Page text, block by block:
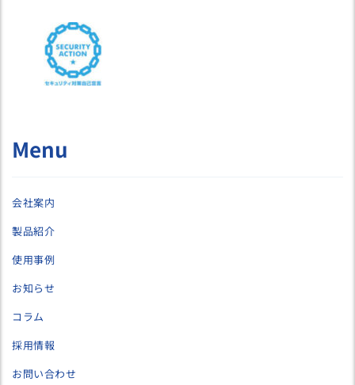
Menu
会社案内
製品紹介
使用事例
お知らせ
コラム
採用情報
お問い合わせ